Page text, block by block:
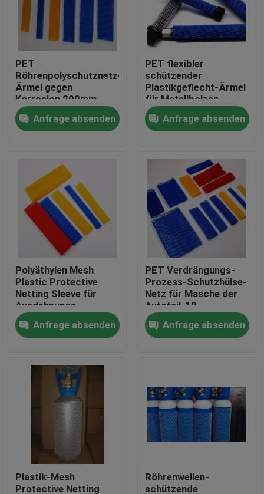
Produkte
Über uns
Fabrik-Ausflug
Qualitätskontrolle
Treten Sie mit uns in Verbindung
Fordern Sie ein Zitat
Flexibler PVC-Schläuche
durch Hitze schrumpfbares Rohr
Gewölbter flexible Schläuche
PET
Röhrenpolyschutznetz-
Ärmel gegen
Korrosion 200mm
Anfrage absenden
PET flexibler
schützender
Plastikgeflecht-Ärmel
für Metallbolzen
Anfrage absenden
Polyäthylen Mesh
Plastic Protective
Netting Sleeve für
Ausdehnungs-
Flaschen-Metallteile
Anfrage absenden
PET Verdrängungs-
Prozess-Schutzhülse-
Netz für Masche der
Autoteil-18
Anfrage absenden
Plastik-Mesh
Protective Netting
Röhrenwellen-
schützende